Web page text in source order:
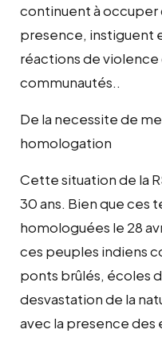
continuent à
presence, instiguent
réactions de
communautés..
De la necessite de
homologation
Cette situation de la
30 ans. Bien que ces
homologuées le 28
ces peuples indiens
ponts brûlés, écoles
desvastation de la
avec la presence des